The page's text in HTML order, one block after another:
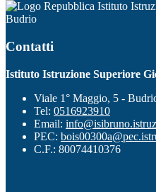
Istituto
Budrio
Contatti
Istituto Istruzione Superiore
Viale 1° Maggio, 5 -
Tel: 0516923910
Email:
PEC:
C.F.: 80074410376